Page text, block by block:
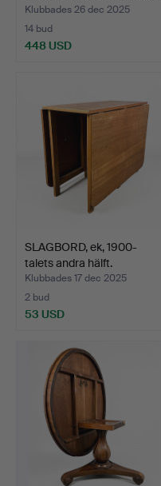
Klubbades 26 dec 2025
14 bud
448 USD
SLAGBORD, ek, 1900-
talets andra hälft.
Klubbades 17 dec 2025
2 bud
53 USD